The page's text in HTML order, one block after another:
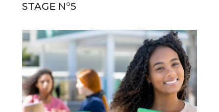
STAGE N°5
STAGE N°5